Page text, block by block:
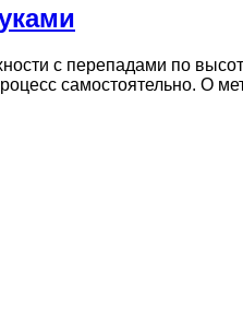
с перепадами по
самостоятельно. О